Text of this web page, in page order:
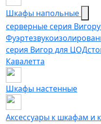
Шкафы напольные
серверные серия Вигор
Фуэрте
серия Вигор для ЦОД
Кавалетта
Шкафы настенные
Аксессуары к шкафам и